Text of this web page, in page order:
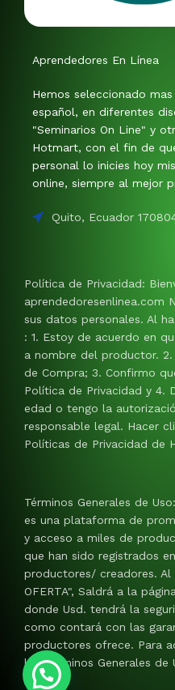
Aprendedores En Línea
Hemos seleccionado
español, en diferentes
"Seminarios On Line" y
Hotmart, con el fin de
personal lo inicies hoy
online, siempre al mejor
Quito, Ecuador
Política de Privacidad:
aprendedoresenlinea.com
sus datos personales. Al
: 1. Estoy de acuerdo en
a nombre del productor.
de Compra; 3. Confirmo
Política de Privacidad y 4.
edad o tengo la
responsable legal. Hacer
Políticas de Privacidad de
Términos Generales de
es una plataforma de
y acceso a miles de
que han sido registrados
productores/ creadores. Al
OFERTA", Saldrá a la
donde Usd. tendrá la
como contará con las
productores ofrece. Para
los Términos Generales
AQUI.